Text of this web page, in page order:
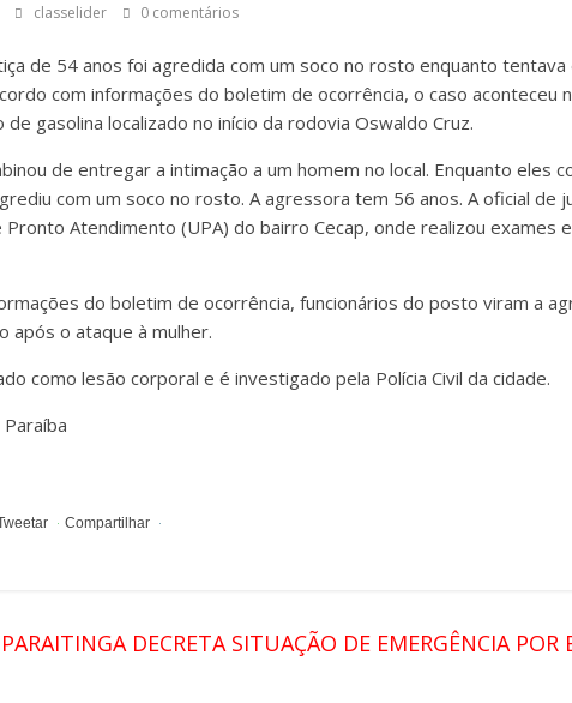
classelider 0 comentários
de 54 anos foi agredida com um soco no rosto enquanto
com informações do boletim de ocorrência, o caso aconteceu
gasolina localizado no início da rodovia Oswaldo Cruz.
de entregar a intimação a um homem no local. Enquanto eles
com um soco no rosto. A agressora tem 56 anos. A oficial de
Pronto Atendimento (UPA) do bairro Cecap, onde realizou exames
do boletim de ocorrência, funcionários do posto viram a
após o ataque à mulher.
como lesão corporal e é investigado pela Polícia Civil da cidade.
DECRETA SITUAÇÃO DE EMERGÊNCIA POR